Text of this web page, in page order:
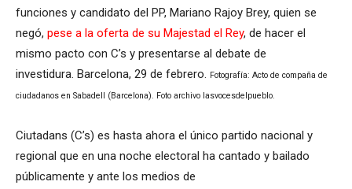
funciones y candidato del PP, Mariano Rajoy Brey, quien se
negó, pese a la oferta de su Majestad el Rey, de hacer el
mismo pacto con C’s y presentarse al debate de
investidura. Barcelona, 29 de febrero. Fotografía: Acto de compaña de
ciudadanos en Sabadell (Barcelona). Foto archivo lasvocesdelpueblo.
Ciutadans (C’s) es hasta ahora el único partido nacional y
regional que en una noche electoral ha cantado y bailado
públicamente y ante los medios de